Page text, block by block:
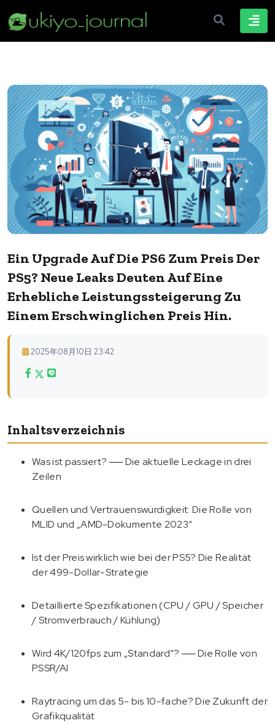
Ein Upgrade Auf Die PS6 Zum Preis Der
PS5? Neue Leaks Deuten Auf Eine
Erhebliche Leistungssteigerung Zu
Einem Erschwinglichen Preis Hin.
2025年08月10日 23:42
Inhaltsverzeichnis
Was ist passiert? ── Die aktuelle Leckage in drei
Zeilen
Quellen und Vertrauenswürdigkeit: Die Rolle von
MLID und „AMD-Dokumente 2023“
Ist der Preis wirklich wie bei der PS5? Die Realität
der 499-Dollar-Strategie
Detaillierte Spezifikationen (CPU / GPU / Speicher
/ Stromverbrauch / Kühlung)
Wird 4K/120fps zum „Standard“? ── Die Rolle von
PSSR/AI
Raytracing um das 5- bis 10-fache? Die Zukunft der
Grafikqualität